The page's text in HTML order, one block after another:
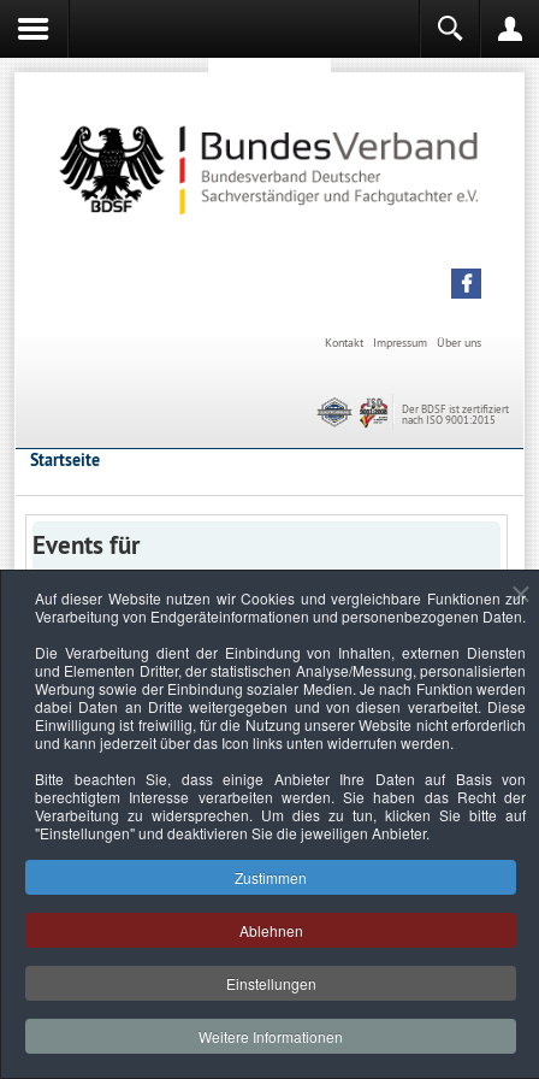
Über uns
Impressum
Kontakt
Der BDSF ist zertifiziert
nach ISO 9001:2015
Startseite
Events für
Keine Termine
Datenschutzerklärung Urheberrechtsnachweise Nachhaltigkeit
Copyright © 2026. Bundesverband Deutscher
Sachverständiger und Fachgutachter e.V..
Auf dieser Website nutzen wir Cookies und vergleichbare Funktionen zur
Verarbeitung von Endgeräteinformationen und personenbezogenen Daten.
Die Verarbeitung dient der Einbindung von Inhalten, externen Diensten
und Elementen Dritter, der statistischen Analyse/Messung, personalisierten
Werbung sowie der Einbindung sozialer Medien. Je nach Funktion werden
dabei Daten an Dritte weitergegeben und von diesen verarbeitet. Diese
Einwilligung ist freiwillig, für die Nutzung unserer Website nicht erforderlich
und kann jederzeit über das Icon links unten widerrufen werden.
Bitte beachten Sie, dass einige Anbieter Ihre Daten auf Basis von
berechtigtem Interesse verarbeiten werden. Sie haben das Recht der
Verarbeitung zu widersprechen. Um dies zu tun, klicken Sie bitte auf
"Einstellungen"und deaktivieren Sie die jeweiligen Anbieter.
Zustimmen
Ablehnen
Einstellungen
Weitere Informationen